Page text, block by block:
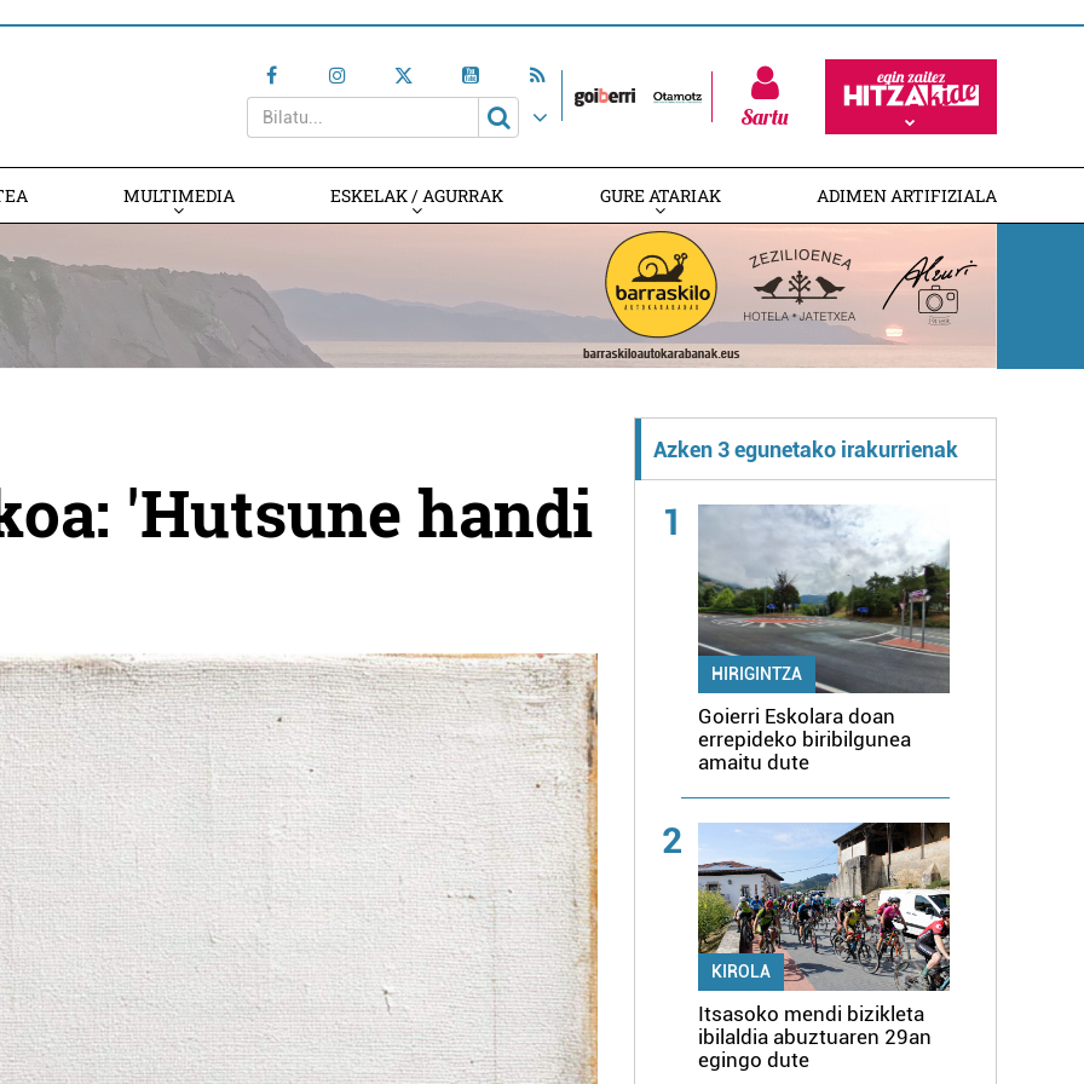
Sartu
MULTIMEDIA ESKELAK / AGURRAK GURE ATARIAK ADIMEN ARTIFIZIALA
'Hutsune handi
Azken 3 egunetako irakurrienak
1
HIRIGINTZA
Goierri Eskolara doan
errepideko biribilgunea
amaitu dute
2
KIROLA
Itsasoko mendi bizikleta
ibilaldia abuztuaren 29an
egingo dute